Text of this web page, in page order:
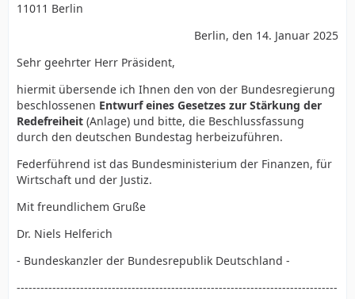
11011 Berlin
Berlin, den 14. Januar 2025
Sehr geehrter Herr Präsident,
hiermit übersende ich Ihnen den von der Bundesregierung
beschlossenen Entwurf eines Gesetzes zur Stärkung der
Redefreiheit (Anlage) und bitte, die Beschlussfassung
durch den deutschen Bundestag herbeizuführen.
Federführend ist das Bundesministerium der Finanzen, für
Wirtschaft und der Justiz.
Mit freundlichem Gruße
Dr. Niels Helferich
- Bundeskanzler der Bundesrepublik Deutschland -
---------------------------------------------------------------------------------